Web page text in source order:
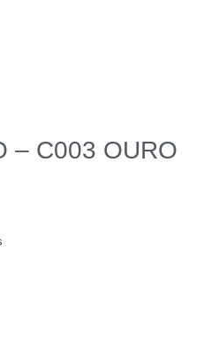
– C003 OURO